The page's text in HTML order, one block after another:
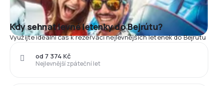
Kdy sehnat levné letenky do Bejrútu?
Využijte ideální čas k rezervaci nejlevnějších letenek do Bejrútu
Nejlevnější zpáteční let
od 7 374 Kč